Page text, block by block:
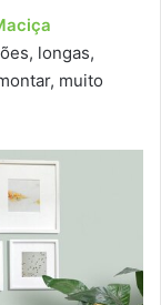
longas,
muito